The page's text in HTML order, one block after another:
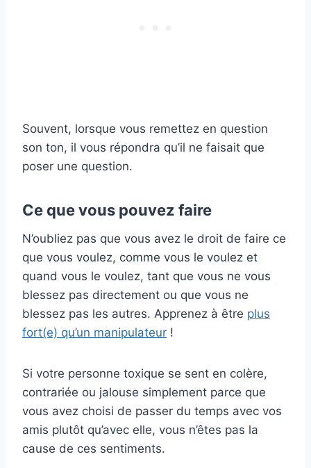
Souvent, lorsque vous remettez en question
son ton, il vous répondra qu’il ne faisait que
poser une question.
Ce que vous pouvez faire
N’oubliez pas que vous avez le droit de faire ce
que vous voulez, comme vous le voulez et
quand vous le voulez, tant que vous ne vous
blessez pas directement ou que vous ne
blessez pas les autres. Apprenez à être plus
fort(e) qu’un manipulateur !
Si votre personne toxique se sent en colère,
contrariée ou jalouse simplement parce que
vous avez choisi de passer du temps avec vos
amis plutôt qu’avec elle, vous n’êtes pas la
cause de ces sentiments.